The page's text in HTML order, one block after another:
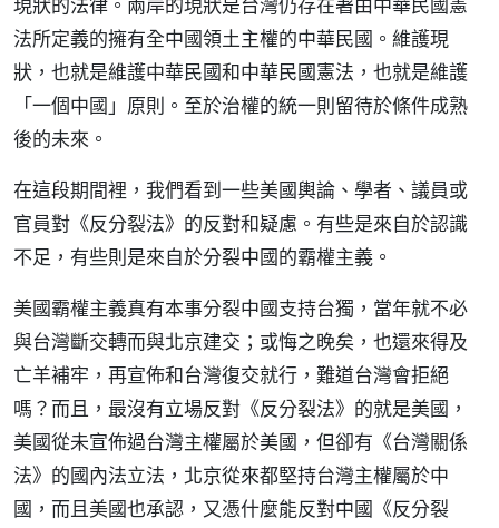
法所定義的擁有全中國領土主權的中華民國。維護現
狀，也就是維護中華民國和中華民國憲法，也就是維護
「一個中國」原則。至於治權的統一則留待於條件成熟
後的未來。
在這段期間裡，我們看到一些美國輿論、學者、議員或
官員對《反分裂法》的反對和疑慮。有些是來自於認識
不足，有些則是來自於分裂中國的霸權主義。
美國霸權主義真有本事分裂中國支持台獨，當年就不必
與台灣斷交轉而與北京建交；或悔之晚矣，也還來得及
亡羊補牢，再宣佈和台灣復交就行，難道台灣會拒絕
嗎？而且，最沒有立場反對《反分裂法》的就是美國，
美國從未宣佈過台灣主權屬於美國，但卻有《台灣關係
法》的國內法立法，北京從來都堅持台灣主權屬於中
國，而且美國也承認，又憑什麼能反對中國《反分裂